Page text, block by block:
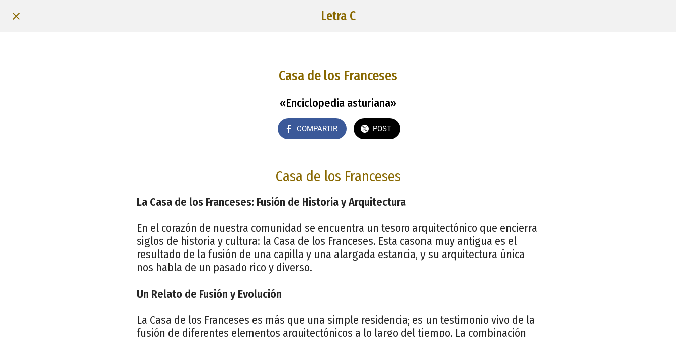
Letra C
Casa de los Franceses
«Enciclopedia asturiana»
COMPARTIR POST
Casa de los Franceses
La Casa de los Franceses: Fusión de Historia y Arquitectura
En el corazón de nuestra comunidad se encuentra un tesoro arquitectónico que encierra
siglos de historia y cultura: la Casa de los Franceses. Esta casona muy antigua es el
resultado de la fusión de una capilla y una alargada estancia, y su arquitectura única
nos habla de un pasado rico y diverso.
Un Relato de Fusión y Evolución
La Casa de los Franceses es más que una simple residencia; es un testimonio vivo de la
fusión de diferentes elementos arquitectónicos a lo largo del tiempo. La combinación